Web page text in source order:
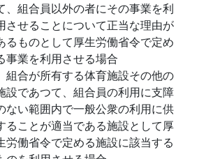
、組合員以外の者にその事業を利
させることについて正当な理由が
るものとして厚生労働省令で定め
事業を利用させる場合
組合が所有する体育施設その他の
設であつて、組合員の利用に支障
ない範囲内で一般公衆の利用に供
ることが適当である施設として厚
労働省令で定める施設に該当する